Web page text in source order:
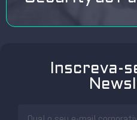
Inscreva-